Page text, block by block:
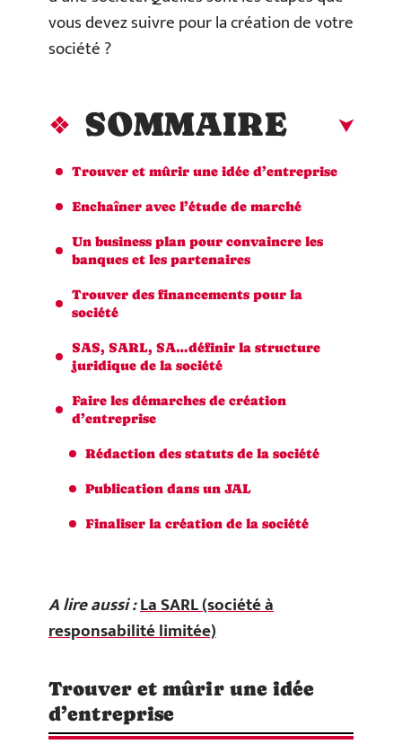
vous devez suivre pour la création de votre
société ?
SOMMAIRE
Trouver et mûrir une idée d’entreprise
Enchaîner avec l’étude de marché
Un business plan pour convaincre les
banques et les partenaires
Trouver des financements pour la
société
SAS, SARL, SA…définir la structure
juridique de la société
Faire les démarches de création
d’entreprise
Rédaction des statuts de la société
Publication dans un JAL
Finaliser la création de la société
A lire aussi :La SARL (société à
responsabilité limitée)
Trouver et mûrir une idée
d’entreprise